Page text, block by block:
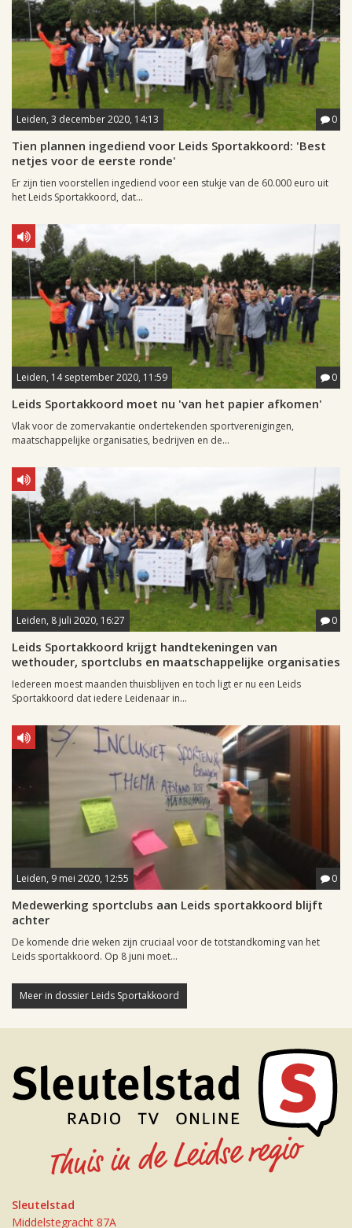
Leiden, 3 december 2020, 14:13 0
Tien plannen ingediend voor Leids Sportakkoord: 'Best
netjes voor de eerste ronde'
Er zijn tien voorstellen ingediend voor een stukje van de 60.000 euro uit
het Leids Sportakkoord, dat...
Leiden, 14 september 2020, 11:59 0
Leids Sportakkoord moet nu 'van het papier afkomen'
Vlak voor de zomervakantie ondertekenden sportverenigingen,
maatschappelijke organisaties, bedrijven en de...
Leiden, 8 juli 2020, 16:27 0
Leids Sportakkoord krijgt handtekeningen van
wethouder, sportclubs en maatschappelijke organisaties
Iedereen moest maanden thuisblijven en toch ligt er nu een Leids
Sportakkoord dat iedere Leidenaar in...
Leiden, 9 mei 2020, 12:55 0
Medewerking sportclubs aan Leids sportakkoord blijft
achter
De komende drie weken zijn cruciaal voor de totstandkoming van het
Leids sportakkoord. Op 8 juni moet...
Meer in dossier Leids Sportakkoord
Sleutelstad
Middelstegracht 87A